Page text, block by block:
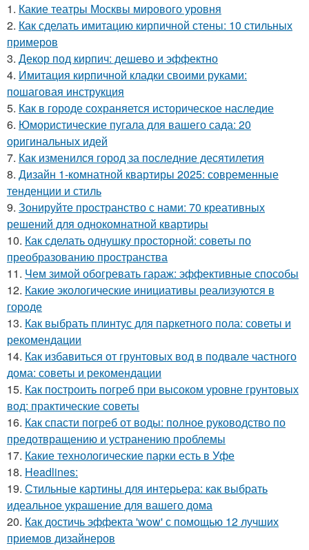
1. Какие театры Москвы мирового уровня
2. Как сделать имитацию кирпичной стены: 10 стильных
примеров
3. Декор под кирпич: дешево и эффектно
4. Имитация кирпичной кладки своими руками:
пошаговая инструкция
5. Как в городе сохраняется историческое наследие
6. Юмористические пугала для вашего сада: 20
оригинальных идей
7. Как изменился город за последние десятилетия
8. Дизайн 1-комнатной квартиры 2025: современные
тенденции и стиль
9. Зонируйте пространство с нами: 70 креативных
решений для однокомнатной квартиры
10. Как сделать однушку просторной: советы по
преобразованию пространства
11. Чем зимой обогревать гараж: эффективные способы
12. Какие экологические инициативы реализуются в
городе
13. Как выбрать плинтус для паркетного пола: советы и
рекомендации
14. Как избавиться от грунтовых вод в подвале частного
дома: советы и рекомендации
15. Как построить погреб при высоком уровне грунтовых
вод: практические советы
16. Как спасти погреб от воды: полное руководство по
предотвращению и устранению проблемы
17. Какие технологические парки есть в Уфе
18. Headlines:
19. Стильные картины для интерьера: как выбрать
идеальное украшение для вашего дома
20. Как достичь эффекта 'wow' с помощью 12 лучших
приемов дизайнеров